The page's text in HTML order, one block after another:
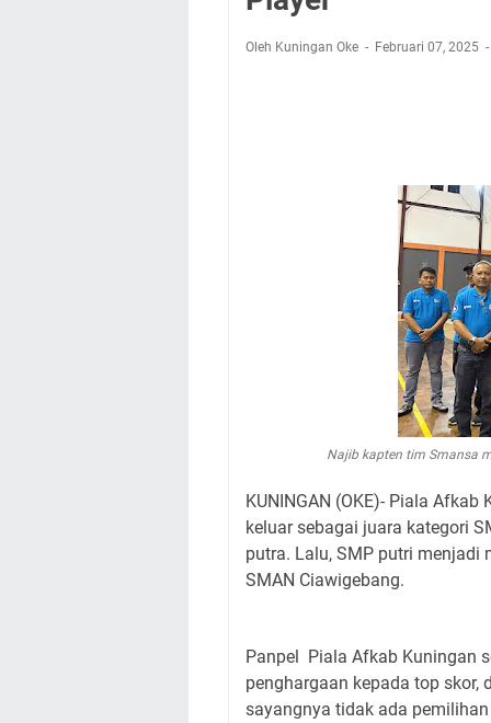
Kamuning
Hanya Satu
Oleh Kuningan Oke Februari 07, 2025
Najib kapten tim Smansa
KUNINGAN (OKE)- Piala
keluar sebagai juara kategori
putra. Lalu, SMP putri menjadi
SMAN Ciawigebang.
Panpel Piala Afkab Kuningan
penghargaan kepada top skor,
sayangnya tidak ada